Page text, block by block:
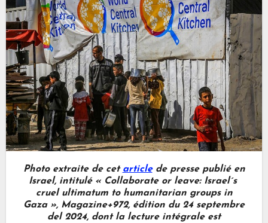
Photo extraite de cet articlede presse publié en
Israel, intitulé « Collaborate or leave: Israel´s
cruel ultimatum to humanitarian groups in
Gaza », Magazine+972, édition du 24 septembre
del 2024, dont la lecture intégrale est